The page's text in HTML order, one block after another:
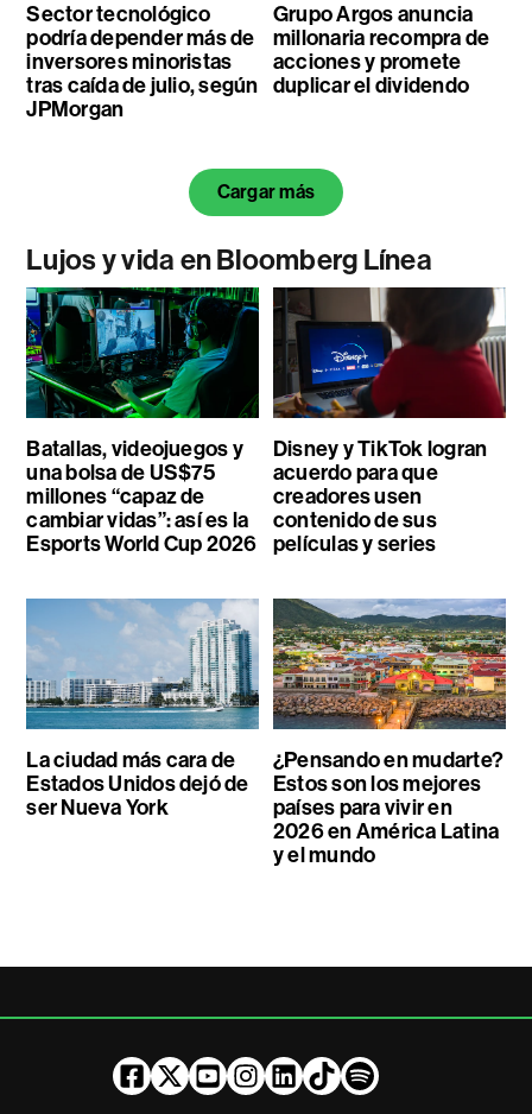
Sector tecnológico
podría depender más de
inversores minoristas
tras caída de julio, según
JPMorgan
Grupo Argos anuncia
millonaria recompra de
acciones y promete
duplicar el dividendo
Cargar más
Lujos y vida en Bloomberg Línea
Batallas, videojuegos y
una bolsa de US$75
millones “capaz de
cambiar vidas”: así es la
Esports World Cup 2026
Disney y TikTok logran
acuerdo para que
creadores usen
contenido de sus
películas y series
La ciudad más cara de
Estados Unidos dejó de
ser Nueva York
¿Pensando en mudarte?
Estos son los mejores
países para vivir en
2026 en América Latina
y el mundo